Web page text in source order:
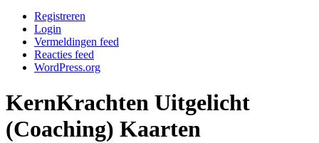
Registreren
Login
Vermeldingen feed
Reacties feed
WordPress.org
KernKrachten Uitgelicht
(Coaching) Kaarten